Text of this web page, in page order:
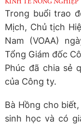
KINH TẾ NÔNG NGHIỆP
Trong buổi trao
Mịch, Chủ tịch
Nam (VOAA)
Tổng Giám đốc
Phúc đã chia sẻ
của Công ty.
Bà Hồng cho
sinh học và có